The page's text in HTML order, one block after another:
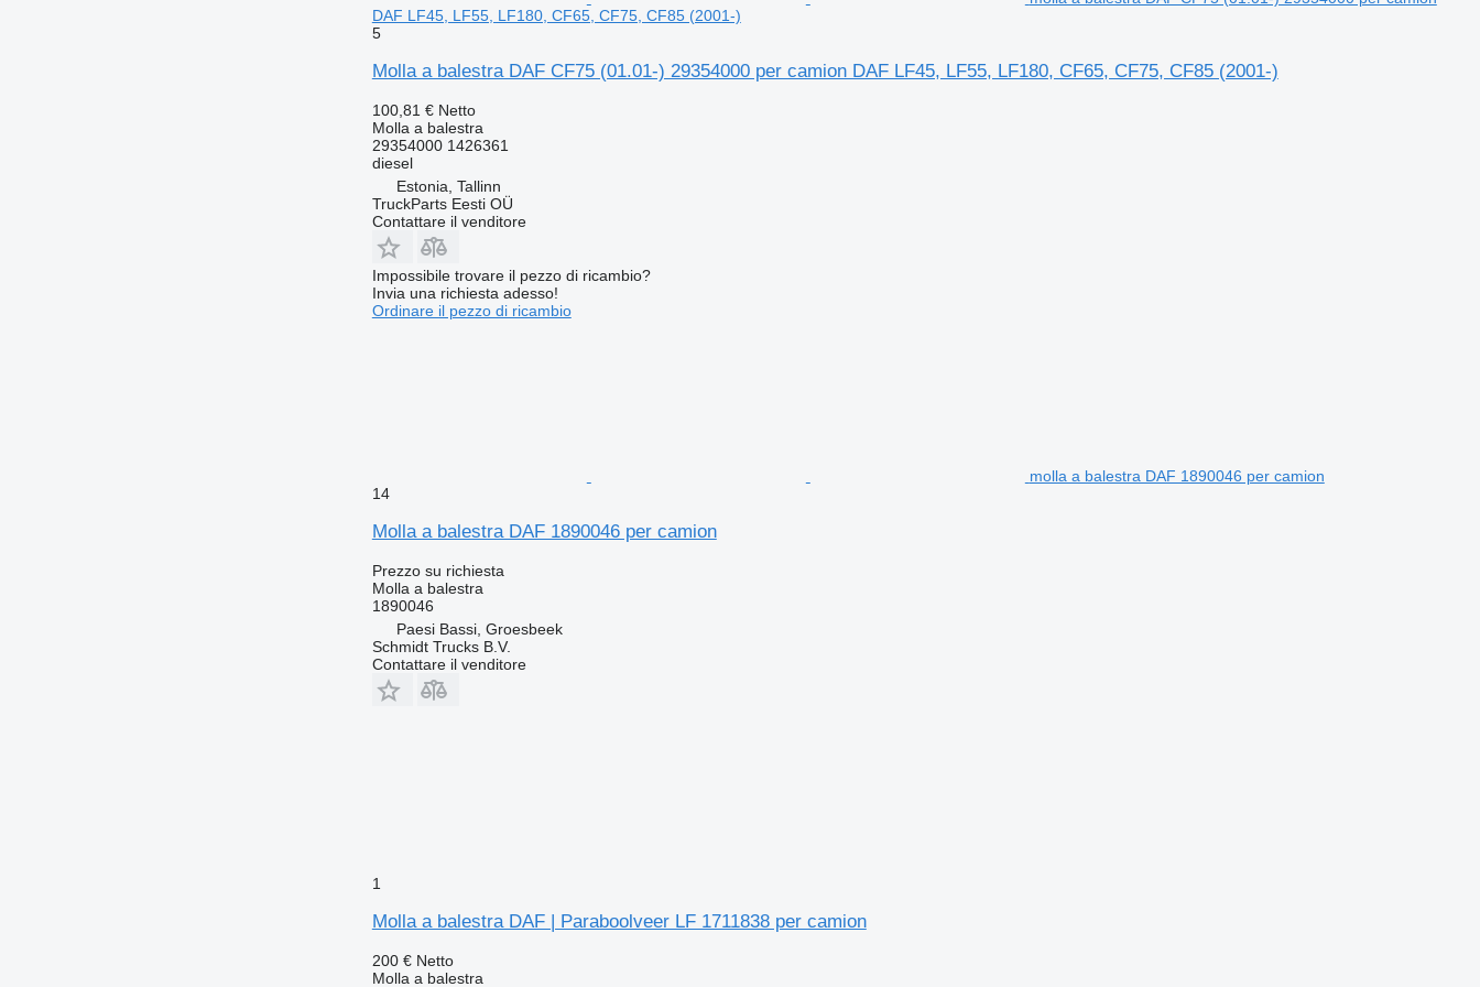
DAF LF45, LF55, LF180, CF65, CF75, CF85 (2001-)
5
Molla a balestra DAF CF75 (01.01-) 29354000 per camion DAF LF45, LF55, LF180, CF65, CF75, CF85 (2001-)
100,81 € Netto
Molla a balestra
29354000 1426361
diesel
Estonia, Tallinn
TruckParts Eesti OÜ
Contattare il venditore
Impossibile trovare il pezzo di ricambio?
Invia una richiesta adesso!
Ordinare il pezzo di ricambio
molla a balestra DAF 1890046 per camion
14
Molla a balestra DAF 1890046 per camion
Prezzo su richiesta
Molla a balestra
1890046
Paesi Bassi, Groesbeek
Schmidt Trucks B.V.
Contattare il venditore
1
Molla a balestra DAF | Paraboolveer LF 1711838 per camion
200 € Netto
Molla a balestra